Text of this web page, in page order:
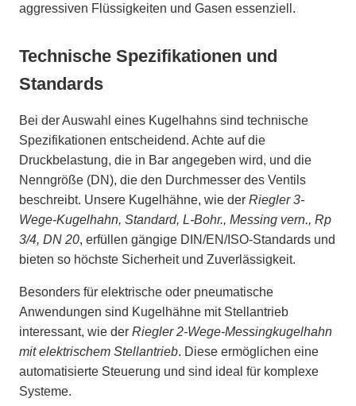
aggressiven Flüssigkeiten und Gasen essenziell.
Technische Spezifikationen und
Standards
Bei der Auswahl eines Kugelhahns sind technische
Spezifikationen entscheidend. Achte auf die
Druckbelastung, die in Bar angegeben wird, und die
Nenngröße (DN), die den Durchmesser des Ventils
beschreibt. Unsere Kugelhähne, wie der Riegler 3-
Wege-Kugelhahn, Standard, L-Bohr., Messing vern., Rp
3/4, DN 20, erfüllen gängige DIN/EN/ISO-Standards und
bieten so höchste Sicherheit und Zuverlässigkeit.
Besonders für elektrische oder pneumatische
Anwendungen sind Kugelhähne mit Stellantrieb
interessant, wie der Riegler 2-Wege-Messingkugelhahn
mit elektrischem Stellantrieb. Diese ermöglichen eine
automatisierte Steuerung und sind ideal für komplexe
Systeme.